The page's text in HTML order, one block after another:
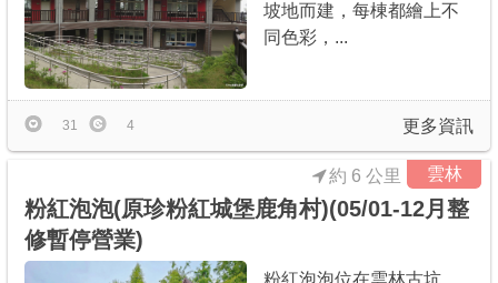
坡地而建，每棟都繪上不
同色彩，...
更多資訊
31 4
雲林
粉紅泡泡(原珍粉紅城堡鹿角村)(05/01-12月整
修暫停營業)
約 6 公里
粉紅泡泡位在雲林古坑